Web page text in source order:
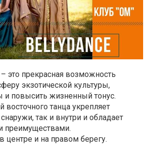
это прекрасная возможность
экзотической культуры,
повысить жизненный тонус.
танца укрепляет
так и внутри и обладает
преимуществами.
центре и на правом берегу.